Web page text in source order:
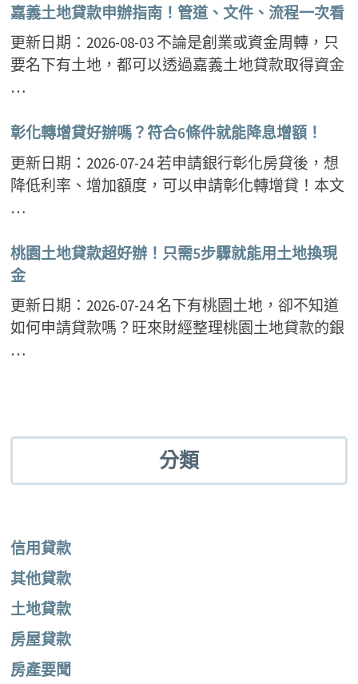
嘉義土地貸款申辦指南！管道、文件、流程一次看
更新日期：2026-08-03 不論是創業或資金周轉，只
要名下有土地，都可以透過嘉義土地貸款取得資金
…
彰化轉增貸好辦嗎？符合6條件就能降息增額！
更新日期：2026-07-24 若申請銀行彰化房貸後，想
降低利率、增加額度，可以申請彰化轉增貸！本文
…
桃園土地貸款超好辦！只需5步驟就能用土地換現
金
更新日期：2026-07-24 名下有桃園土地，卻不知道
如何申請貸款嗎？旺來財經整理桃園土地貸款的銀
…
分類
信用貸款
其他貸款
土地貸款
房屋貸款
房產要聞